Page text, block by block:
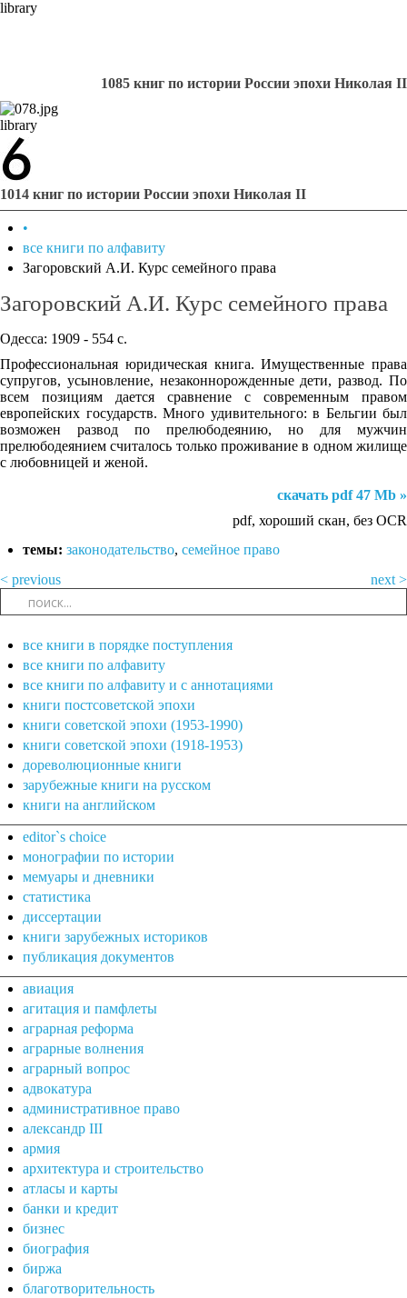
library
1085 книг по истории России эпохи Николая II
library
1014 книг по истории России эпохи Николая II
•
все книги по алфавиту
Загоровский А.И. Курс семейного права
Загоровский А.И. Курс семейного права
Одесса: 1909 - 554 с.
Профессиональная юридическая книга. Имущественные права
супругов, усыновление, незаконнорожденные дети, развод. По
всем позициям дается сравнение с современным правом
европейских государств. Много удивительного: в Бельгии был
возможен развод по прелюбодеянию, но для мужчин
прелюбодеянием считалось только проживание в одном жилище
с любовницей и женой.
скачать pdf 47 Mb »
pdf, хороший скан, без OCR
темы: законодательство, семейное право
< previous
next >
все книги в порядке поступления
все книги по алфавиту
все книги по алфавиту и с аннотациями
книги постсоветской эпохи
книги советской эпохи (1953-1990)
книги советской эпохи (1918-1953)
дореволюционные книги
зарубежные книги на русском
книги на английском
editor`s choice
монографии по истории
мемуары и дневники
статистика
диссертации
книги зарубежных историков
публикация документов
авиация
агитация и памфлеты
аграрная реформа
аграрные волнения
аграрный вопрос
адвокатура
административное право
александр III
армия
архитектура и строительство
атласы и карты
банки и кредит
бизнес
биография
биржа
благотворительность